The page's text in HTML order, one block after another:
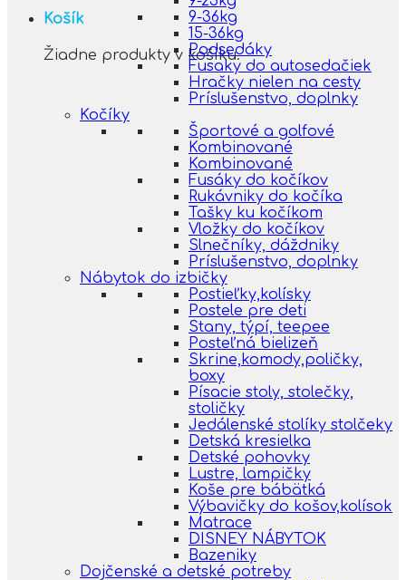
Košík
Žiadne produkty v košíku.
9-36kg
15-36kg
Podsedáky
Fusaky do autosedačiek
Hračky nielen na cesty
Príslušenstvo, doplnky
Kočíky
Športové a golfové
Kombinované
Kombinované
Fusáky do kočíkov
Rukávniky do kočíka
Tašky ku kočíkom
Vložky do kočíkov
Slnečníky, dáždniky
Príslušenstvo, doplnky
Nábytok do izbičky
Postieľky,kolísky
Postele pre deti
Stany, týpí, teepee
Posteľná bielizeň
Skrine,komody,poličky,
boxy
Písacie stoly, stolečky,
stoličky
Jedálenské stolíky stolčeky
Detská kresielka
Detské pohovky
Lustre, lampičky
Koše pre bábätká
Výbavičky do košov,kolísok
Matrace
DISNEY NÁBYTOK
Bazeniky
Dojčenské a detské potreby